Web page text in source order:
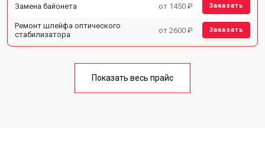
Замена байонета от 1450 ₽ Заказать
Ремонт шлейфа оптического
стабилизатора
от 2600 ₽ Заказать
Показать весь прайс